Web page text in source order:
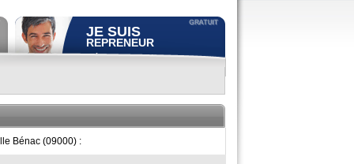
JE SUIS
REPRENEUR
Déposer gratuitementune
ACCÈS REPRENEUR
Bénac (09000) :